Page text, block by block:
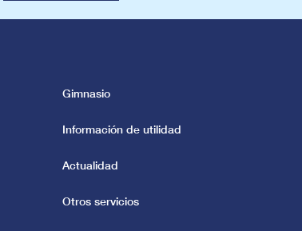
Gimnasio
Información de utilidad
Actualidad
Otros servicios